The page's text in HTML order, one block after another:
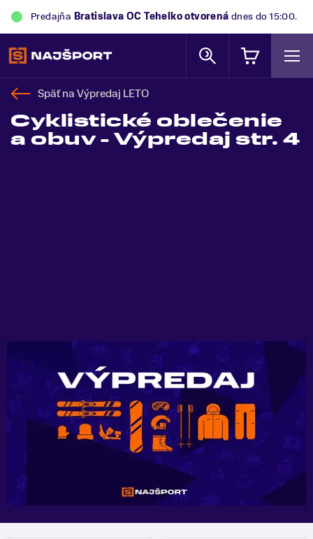
Predajňa Trek Flagship Store Bratislava otvorená dnes
do 15:00.
Späť naVýpredaj LETO
Cyklistické oblečenie
a obuv - Výpredaj str. 4